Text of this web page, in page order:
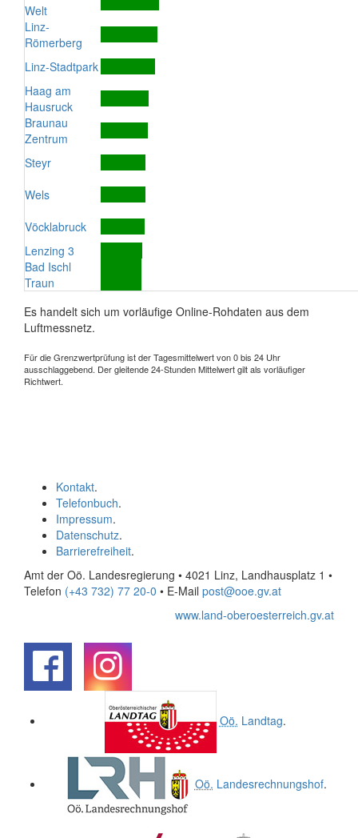
Welt
Linz-
Römerberg
Linz-Stadtpark
Haag am
Hausruck
Braunau
Zentrum
Steyr
Wels
Vöcklabruck
Lenzing 3
Bad Ischl
Traun
Es handelt sich um vorläufige Online-Rohdaten aus dem
Luftmessnetz.
Für die Grenzwertprüfung ist der Tagesmittelwert von 0 bis 24 Uhr
ausschlaggebend. Der gleitende 24-Stunden Mittelwert gilt als vorläufiger
Richtwert.
Kontakt.
Telefonbuch.
Impressum.
Datenschutz.
Barrierefreiheit.
Amt der Oö. Landesregierung • 4021 Linz, Landhausplatz 1 •
Telefon (+43 732) 77 20-0 • E-Mail post@ooe.gv.at
www.land-oberoesterreich.gv.at
Oö. Landtag.
Oö. Landesrechnungshof.